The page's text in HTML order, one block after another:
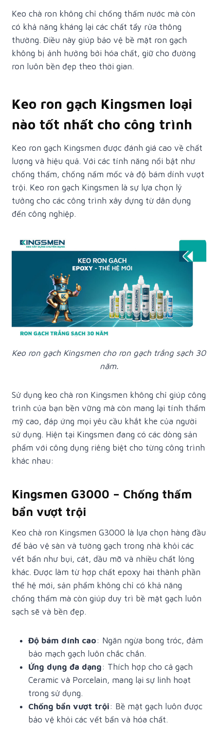
Keo chà ron không chỉ chống thấm nước mà còn
có khả năng kháng lại các chất tẩy rửa thông
thường. Điều này giúp bảo vệ bề mặt ron gạch
không bị ảnh hưởng bởi hóa chất, giữ cho đường
ron luôn bền đẹp theo thời gian.
Keo ron gạch Kingsmen loại
nào tốt nhất cho công trình
Keo ron gạch Kingsmen được đánh giá cao về chất
lượng và hiệu quả. Với các tính năng nổi bật như
chống thấm, chống nấm mốc và độ bám dính vượt
trội. Keo ron gạch Kingsmen là sự lựa chọn lý
tưởng cho các công trình xây dựng từ dân dụng
đến công nghiệp.
Keo ron gạch Kingsmen cho ron gạch trắng sạch 30
năm.
Sử dụng keo chà ron Kingsmen không chỉ giúp công
trình của bạn bền vững mà còn mang lại tính thẩm
mỹ cao, đáp ứng mọi yêu cầu khắt khe của người
sử dụng. Hiện tại Kingsmen đang có các dòng sản
phẩm với công dụng riêng biệt cho từng công trình
khác nhau:
Kingsmen G3000 – Chống thấm
bẩn vượt trội
Keo chà ron Kingsmen G3000 là lựa chọn hàng đầu
để bảo vệ sàn và tường gạch trong nhà khỏi các
vết bẩn như bụi, cát, dầu mỡ và nhiều chất lỏng
khác. Được làm từ hợp chất epoxy hai thành phần
thế hệ mới, sản phẩm không chỉ có khả năng
chống thấm mà còn giúp duy trì bề mặt gạch luôn
sạch sẽ và bền đẹp.
Độ bám dính cao: Ngăn ngừa bong tróc, đảm
bảo mạch gạch luôn chắc chắn.
Ứng dụng đa dạng: Thích hợp cho cả gạch
Ceramic và Porcelain, mang lại sự linh hoạt
trong sử dụng.
Chống bẩn vượt trội: Bề mặt gạch luôn được
bảo vệ khỏi các vết bẩn và hóa chất.